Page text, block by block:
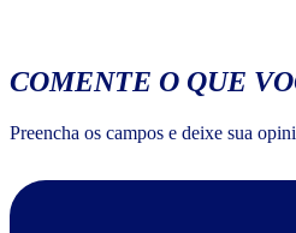
COMENTE O QUE
Preencha os campos e deixe sua